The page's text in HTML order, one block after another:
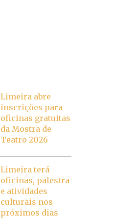
Limeira abre
inscrições para
oficinas gratuitas
da Mostra de
Teatro 2026
Limeira terá
oficinas, palestra
e atividades
culturais nos
próximos dias